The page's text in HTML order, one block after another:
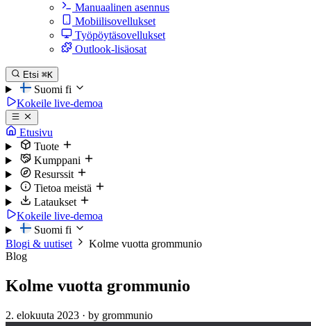
Manuaalinen asennus
Mobiilisovellukset
Työpöytäsovellukset
Outlook-lisäosat
Etsi ⌘K
Suomi fi
Kokeile live-demoa
Etusivu
Tuote
Kumppani
Resurssit
Tietoa meistä
Lataukset
Kokeile live-demoa
Suomi fi
Blogi & uutiset
Kolme vuotta grommunio
Blog
Kolme vuotta grommunio
2. elokuuta 2023 · by grommunio